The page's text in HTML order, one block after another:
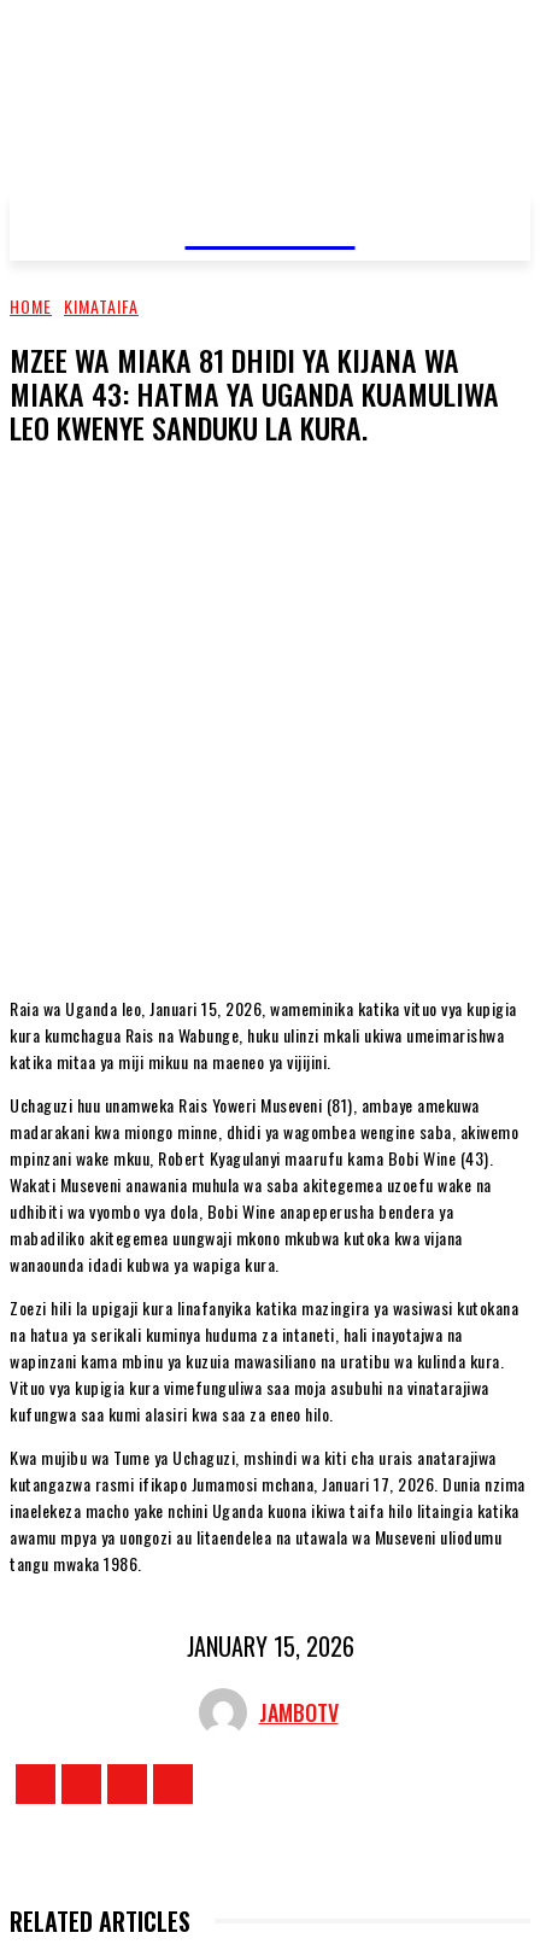
HOME KIMATAIFA
MZEE WA MIAKA 81 DHIDI YA KIJANA WA
MIAKA 43: HATMA YA UGANDA KUAMULIWA
LEO KWENYE SANDUKU LA KURA.
Raia wa Uganda leo, Januari 15, 2026, wameminika katika vituo vya kupigia
kura kumchagua Rais na Wabunge, huku ulinzi mkali ukiwa umeimarishwa
katika mitaa ya miji mikuu na maeneo ya vijijini.
Uchaguzi huu unamweka Rais Yoweri Museveni (81), ambaye amekuwa
madarakani kwa miongo minne, dhidi ya wagombea wengine saba, akiwemo
mpinzani wake mkuu, Robert Kyagulanyi maarufu kama Bobi Wine (43).
Wakati Museveni anawania muhula wa saba akitegemea uzoefu wake na
udhibiti wa vyombo vya dola, Bobi Wine anapeperusha bendera ya
mabadiliko akitegemea uungwaji mkono mkubwa kutoka kwa vijana
wanaounda idadi kubwa ya wapiga kura.
Zoezi hili la upigaji kura linafanyika katika mazingira ya wasiwasi kutokana
na hatua ya serikali kuminya huduma za intaneti, hali inayotajwa na
wapinzani kama mbinu ya kuzuia mawasiliano na uratibu wa kulinda kura.
Vituo vya kupigia kura vimefunguliwa saa moja asubuhi na vinatarajiwa
kufungwa saa kumi alasiri kwa saa za eneo hilo.
Kwa mujibu wa Tume ya Uchaguzi, mshindi wa kiti cha urais anatarajiwa
kutangazwa rasmi ifikapo Jumamosi mchana, Januari 17, 2026. Dunia nzima
inaelekeza macho yake nchini Uganda kuona ikiwa taifa hilo litaingia katika
awamu mpya ya uongozi au litaendelea na utawala wa Museveni uliodumu
tangu mwaka 1986.
JANUARY 15, 2026
JAMBOTV
RELATED ARTICLES